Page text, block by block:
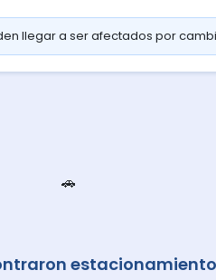
llegar a ser afectados por
🚗